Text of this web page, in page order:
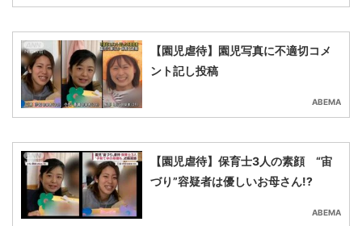
【園児虐待】園児写真に不適切コメ
ント記し投稿
ABEMA
【園児虐待】保育士3人の素顔 “宙
づり”容疑者は優しいお母さん!?
ABEMA